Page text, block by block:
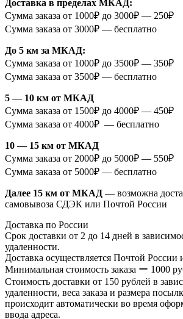
Доставка в пределах МКАД:
Сумма заказа от 1000₽ до 3000₽ — 250₽
Сумма заказа от 3000₽ — бесплатно
До 5 км за МКАД:
Сумма заказа от 1000₽ до 3500₽ — 350₽
Сумма заказа от 3500₽ — бесплатно
5 — 10 км от МКАД
Сумма заказа от 1500₽ до 4000₽ — 450₽
Сумма заказа от 4000₽ — бесплатно
10 — 15 км от МКАД
Сумма заказа от 2000₽ до 5000₽ — 550₽
Сумма заказа от 5000₽ — бесплатно
Далее 15 км от МКАД — возможна
самовывоза СДЭК или Почтой России
Доставка по России
Срок доставки от 2 до 14 дней в
удаленности.
Доставка осуществляется Почтой
Минимальная стоимость заказа ー 1000
Стоимость доставки от 150 рублей в
удаленности, веса заказа и размера
происходит автоматически во время
ввода адреса.